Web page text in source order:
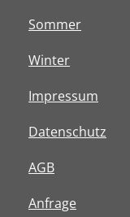
Sommer
Winter
Impressum
Datenschutz
AGB
Anfrage